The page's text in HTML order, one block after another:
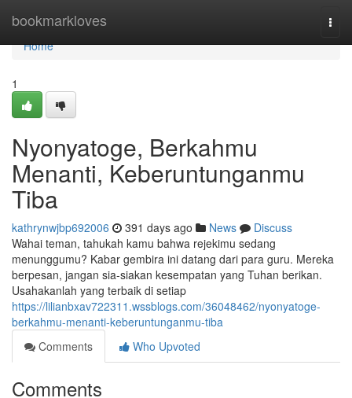
bookmarkloves
Home
Home
1
Nyonyatoge, Berkahmu
Menanti, Keberuntunganmu
Tiba
kathrynwjbp692006 391 days ago News
Discuss
Wahai teman, tahukah kamu bahwa rejekimu sedang
menunggumu? Kabar gembira ini datang dari para guru. Mereka
berpesan, jangan sia-siakan kesempatan yang Tuhan berikan.
Usahakanlah yang terbaik di setiap
https://lilianbxav722311.wssblogs.com/36048462/nyonyatoge-
berkahmu-menanti-keberuntunganmu-tiba
Comments
Who Upvoted
Comments